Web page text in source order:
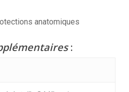
anatomiques
: